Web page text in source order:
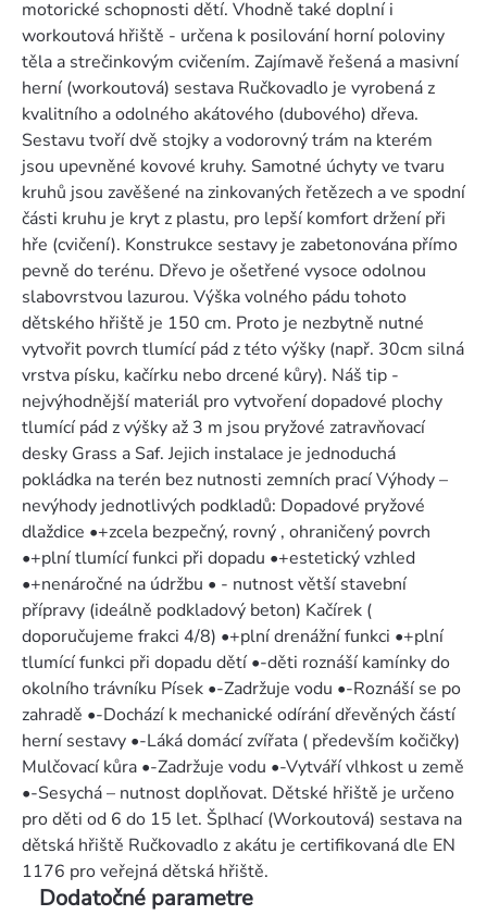
motorické schopnosti dětí. Vhodně také doplní i
workoutová hřiště - určena k posilování horní poloviny
těla a strečinkovým cvičením. Zajímavě řešená a masivní
herní (workoutová) sestava Ručkovadlo je vyrobená z
kvalitního a odolného akátového (dubového) dřeva.
Sestavu tvoří dvě stojky a vodorovný trám na kterém
jsou upevněné kovové kruhy. Samotné úchyty ve tvaru
kruhů jsou zavěšené na zinkovaných řetězech a ve spodní
části kruhu je kryt z plastu, pro lepší komfort držení při
hře (cvičení). Konstrukce sestavy je zabetonována přímo
pevně do terénu. Dřevo je ošetřené vysoce odolnou
slabovrstvou lazurou. Výška volného pádu tohoto
dětského hřiště je 150 cm. Proto je nezbytně nutné
vytvořit povrch tlumící pád z této výšky (např. 30cm silná
vrstva písku, kačírku nebo drcené kůry). Náš tip -
nejvýhodnější materiál pro vytvoření dopadové plochy
tlumící pád z výšky až 3 m jsou pryžové zatravňovací
desky Grass a Saf. Jejich instalace je jednoduchá
pokládka na terén bez nutnosti zemních prací Výhody –
nevýhody jednotlivých podkladů: Dopadové pryžové
dlaždice •+zcela bezpečný, rovný , ohraničený povrch
•+plní tlumící funkci při dopadu •+estetický vzhled
•+nenáročné na údržbu • - nutnost větší stavební
přípravy (ideálně podkladový beton) Kačírek (
doporučujeme frakci 4/8) •+plní drenážní funkci •+plní
tlumící funkci při dopadu dětí •-děti roznáší kamínky do
okolního trávníku Písek •-Zadržuje vodu •-Roznáší se po
zahradě •-Dochází k mechanické odírání dřevěných částí
herní sestavy •-Láká domácí zvířata ( především kočičky)
Mulčovací kůra •-Zadržuje vodu •-Vytváří vlhkost u země
•-Sesychá – nutnost doplňovat. Dětské hřiště je určeno
pro děti od 6 do 15 let. Šplhací (Workoutová) sestava na
dětská hřiště Ručkovadlo z akátu je certifikovaná dle EN
1176 pro veřejná dětská hřiště.
Dodatočné parametre